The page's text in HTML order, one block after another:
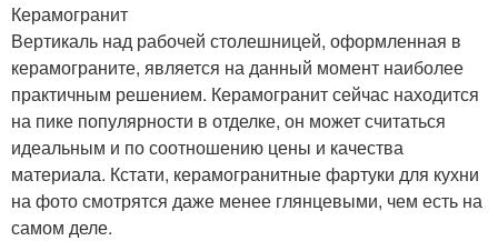
Керамогранит
Вертикаль над рабочей столешницей, оформленная в
керамограните, является на данный момент наиболее
практичным решением. Керамогранит сейчас находится
на пике популярности в отделке, он может считаться
идеальным и по соотношению цены и качества
материала. Кстати, керамогранитные фартуки для кухни
на фото смотрятся даже менее глянцевыми, чем есть на
самом деле.